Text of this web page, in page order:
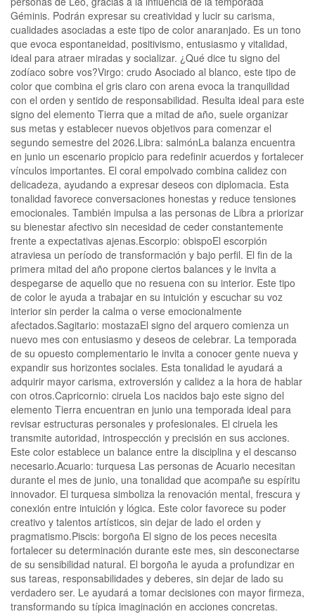
Géminis. Podrán expresar su creatividad y lucir su carisma,
cualidades asociadas a este tipo de color anaranjado. Es un tono
que evoca espontaneidad, positivismo, entusiasmo y vitalidad,
ideal para atraer miradas y socializar. ¿Qué dice tu signo del
zodíaco sobre vos?Virgo: crudo Asociado al blanco, este tipo de
color que combina el gris claro con arena evoca la tranquilidad
con el orden y sentido de responsabilidad. Resulta ideal para este
signo del elemento Tierra que a mitad de año, suele organizar
sus metas y establecer nuevos objetivos para comenzar el
segundo semestre del 2026.Libra: salmónLa balanza encuentra
en junio un escenario propicio para redefinir acuerdos y fortalecer
vínculos importantes. El coral empolvado combina calidez con
delicadeza, ayudando a expresar deseos con diplomacia. Esta
tonalidad favorece conversaciones honestas y reduce tensiones
emocionales. También impulsa a las personas de Libra a priorizar
su bienestar afectivo sin necesidad de ceder constantemente
frente a expectativas ajenas.Escorpio: obispoEl escorpión
atraviesa un período de transformación y bajo perfil. El fin de la
primera mitad del año propone ciertos balances y le invita a
despegarse de aquello que no resuena con su interior. Este tipo
de color le ayuda a trabajar en su intuición y escuchar su voz
interior sin perder la calma o verse emocionalmente
afectados.Sagitario: mostazaEl signo del arquero comienza un
nuevo mes con entusiasmo y deseos de celebrar. La temporada
de su opuesto complementario le invita a conocer gente nueva y
expandir sus horizontes sociales. Esta tonalidad le ayudará a
adquirir mayor carisma, extroversión y calidez a la hora de hablar
con otros.Capricornio: ciruela Los nacidos bajo este signo del
elemento Tierra encuentran en junio una temporada ideal para
revisar estructuras personales y profesionales. El ciruela les
transmite autoridad, introspección y precisión en sus acciones.
Este color establece un balance entre la disciplina y el descanso
necesario.Acuario: turquesa Las personas de Acuario necesitan
durante el mes de junio, una tonalidad que acompañe su espíritu
innovador. El turquesa simboliza la renovación mental, frescura y
conexión entre intuición y lógica. Este color favorece su poder
creativo y talentos artísticos, sin dejar de lado el orden y
pragmatismo.Piscis: borgoña El signo de los peces necesita
fortalecer su determinación durante este mes, sin desconectarse
de su sensibilidad natural. El borgoña le ayuda a profundizar en
sus tareas, responsabilidades y deberes, sin dejar de lado su
verdadero ser. Le ayudará a tomar decisiones con mayor firmeza,
transformando su típica imaginación en acciones concretas.